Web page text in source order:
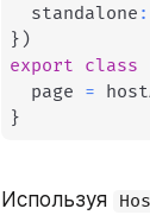
  standalone
:
} )
export class
  page
=
}
Используя